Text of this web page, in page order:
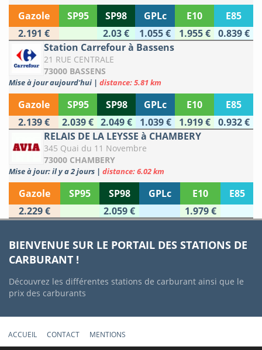
Gazole SP95 SP98 GPLc E10
E85
2.191 €
2.03 € 1.055 € 1.955 €
0.839 €
Station Carrefour à Bassens
21 RUE CENTRALE
73000 BASSENS
Mise à jour aujourd'hui | distance: 5.81 km
Gazole SP95 SP98 GPLc E10
E85
2.139 €
2.039 € 2.049 € 1.039 € 1.919 €
0.932 €
RELAIS DE LA LEYSSE à CHAMBERY
345 Quai du 11 Novembre
73000 CHAMBERY
Mise à jour: il y a 2 jours | distance: 6.02 km
Gazole SP95 SP98 GPLc E10
E85
2.229 €
2.059 € 1.979 €
BIENVENUE SUR LE PORTAIL DES STATIONS DE
CARBURANT !
Découvrez les différentes stations de carburant ainsi que le
prix des carburants
ACCUEIL CONTACT
MENTIONS